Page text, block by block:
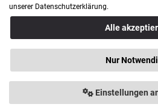
Naturheilmittel Heilsteine Methusalem GmbH ©
unserer Datenschutzerklärung.
Alle
Nur
Einstellungen